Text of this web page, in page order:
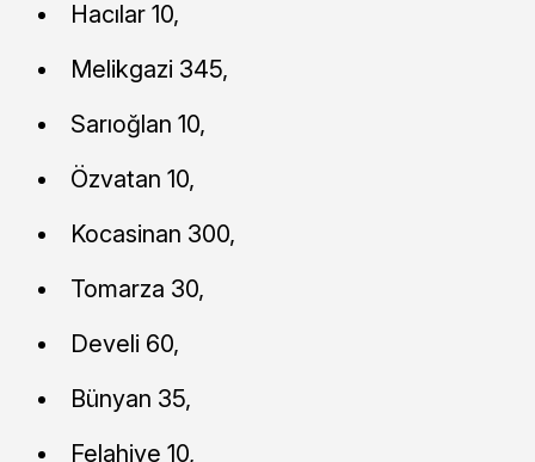
Hacılar 10,
Melikgazi 345,
Sarıoğlan 10,
Özvatan 10,
Kocasinan 300,
Tomarza 30,
Develi 60,
Bünyan 35,
Felahiye 10,